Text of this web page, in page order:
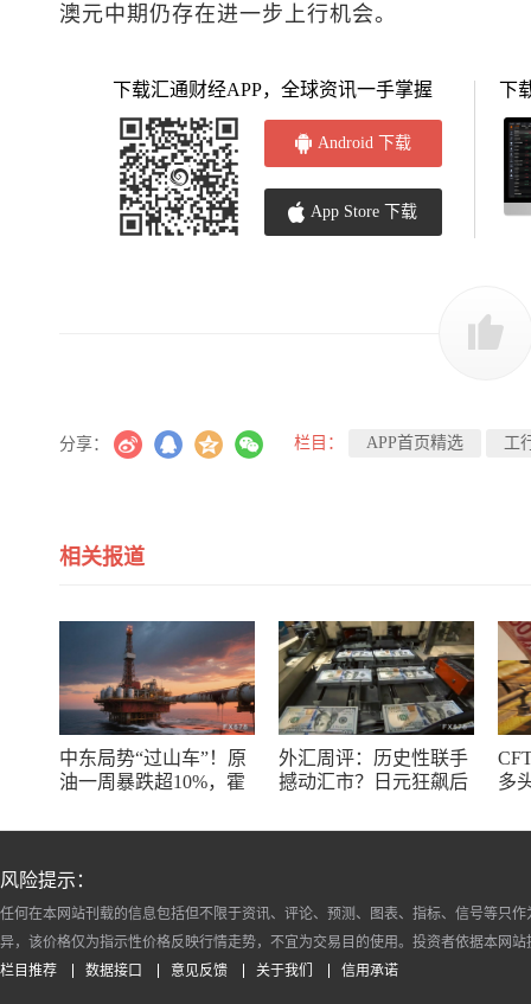
澳元中期仍存在进一步上行机会。
下载汇通财经APP，全球资讯一手掌握
Android 下载
App Store 下载
下
分享： 栏目： APP首页精选 工
相关报道
中东局势“过山车”！原
油一周暴跌超10%，霍
变数
外汇周评：历史性联手
撼动汇市？日元狂飙后
美元刷新七周低点
多
风险提示：
任何在本网站刊载的信息包括但不限于资讯、评论、预测、图表、指标、信号等只
异，该价格仅为指示性价格反映行情走势，不宜为交易目的使用。投资者依据本网
栏目推荐
数据接口 意见反馈 关于我们 信用承诺